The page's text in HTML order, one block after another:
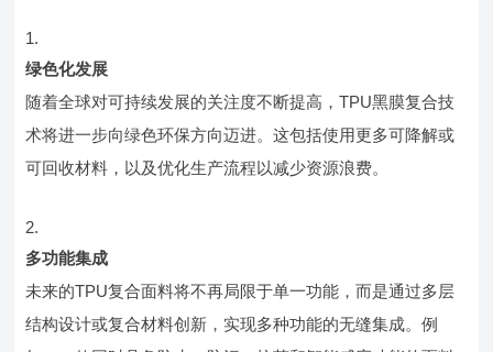
绿色化发展
随着全球对可持续发展的关注度不断提高，TPU黑膜复合技
术将进一步向绿色环保方向迈进。这包括使用更多可降解或
可回收材料，以及优化生产流程以减少资源浪费。
多功能集成
未来的TPU复合面料将不再局限于单一功能，而是通过多层
结构设计或复合材料创新，实现多种功能的无缝集成。例